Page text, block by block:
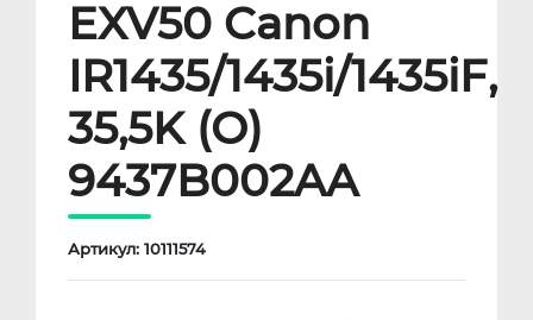
EXV50 Canon
IR1435/1435i/1435iF,
35,5K (О)
9437B002AA
Артикул: 10111574